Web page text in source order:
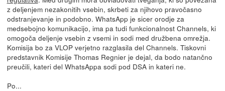
z deljenjem nezakonitih vsebin, skrbeti za njihovo pravočasno
odstranjevanje in podobno. WhatsApp je sicer orodje za
medsebojno komunikacijo, ima pa tudi funkcionalnost Channels, ki
omogoča deljenje vsebin z vsemi in sodi med družbena omrežja.
Komisija bo za VLOP verjetno razglasila del Channels. Tiskovni
predstavnik Komisije Thomas Regnier je dejal, da bodo natančno
preučili, kateri del WhatsAppa sodi pod DSA in kateri ne.
Po...